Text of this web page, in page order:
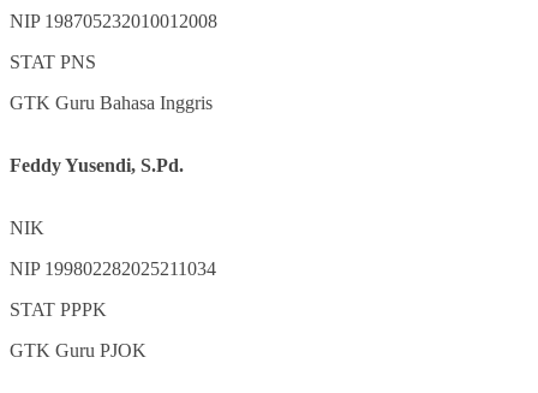
NIP 198705232010012008
STAT PNS
GTK Guru Bahasa Inggris
Feddy Yusendi, S.Pd.
NIK
NIP 199802282025211034
STAT PPPK
GTK Guru PJOK